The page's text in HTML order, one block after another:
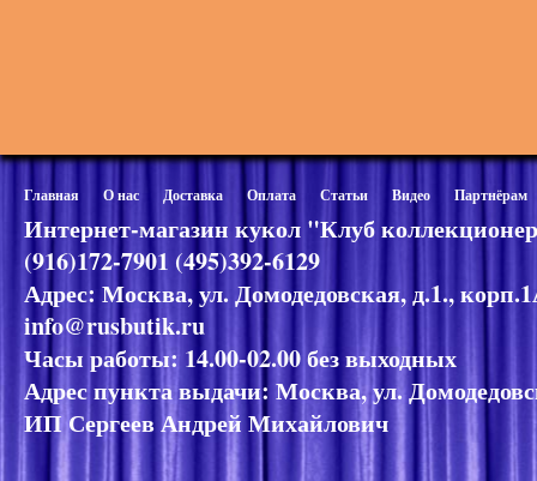
Главная О нас Доставка Оплата Статьи Видео Партнёрам
Интернет-магазин кукол "Клуб
(916)172-7901 (495)392-6129
Адрес: Москва, ул. Домодедовская, д.1.,
info@rusbutik.ru
Часы работы: 14.00-02.00 без выходных
Адрес пункта выдачи: Москва, ул.
ИП Сергеев Андрей Михайлович